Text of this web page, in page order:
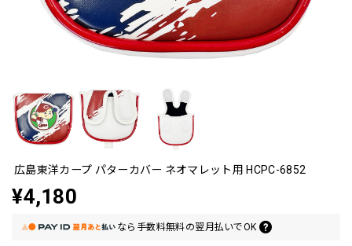
広島東洋カープ パターカバー ネオマレット用 HCPC-6852
¥4,180
なら 手数料無料の翌月払いでOK